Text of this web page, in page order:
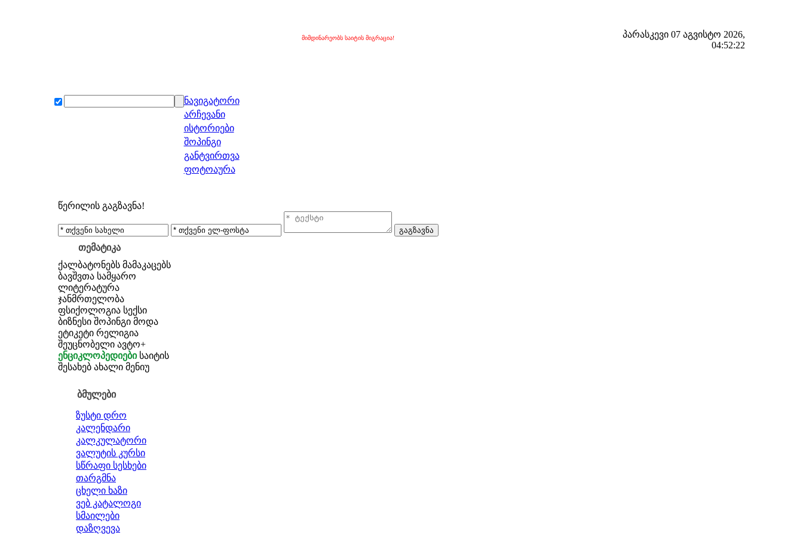
მიმდინარეობს საიტის მიგრაცია!
პარასკევი 07 აგვისტო 2026,
04:52:23
ნავიგატორი
არჩევანი
ისტორიები
შოპინგი
განტვირთვა
ფოტოაურა
წერილის გაგზავნა!
თემატიკა
ქალბატონებს მამაკაცებს
ბავშვთა სამყარო
ლიტერატურა
ჯანმრთელობა
ფსიქოლოგია სექსი
ბიზნესი შოპინგი მოდა
ეტიკეტი რელიგია
შეუცნობელი ავტო+
ენციკლოპედიები საიტის
შესახებ ახალი მენიუ
ბმულები
ზუსტი დრო
კალენდარი
კალკულატორი
ვალუტის კურსი
სწრაფი სესხები
თარგმნა
ცხელი ხაზი
ვებ კატალოგი
სმაილები
დაზღვევა